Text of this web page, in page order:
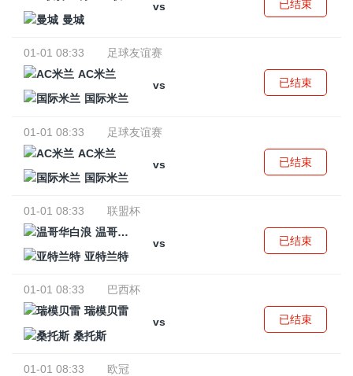
vs
曼城
已结束
01-01 08:33
足球友谊赛
AC米兰
vs
国际米兰
已结束
01-01 08:33
足球友谊赛
AC米兰
vs
国际米兰
已结束
01-01 08:33
联盟杯
温哥华白浪
vs
亚特兰特
已结束
01-01 08:33
巴西杯
瑞模贝雷
vs
桑托斯
已结束
01-01 08:33
欧冠